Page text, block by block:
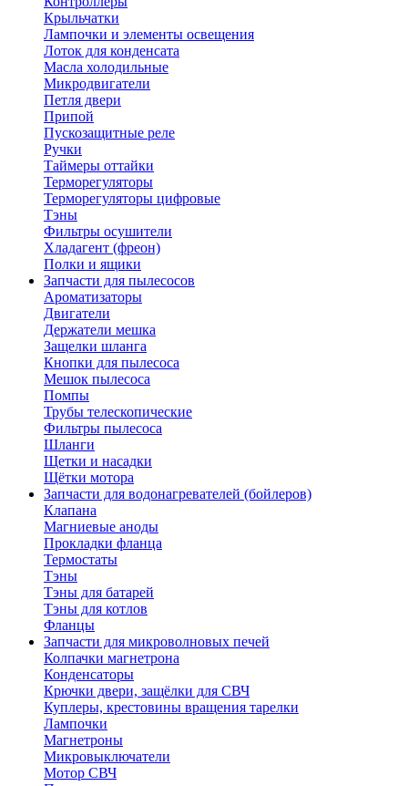
Крыльчатки
Лампочки и элементы освещения
Лоток для конденсата
Масла холодильные
Микродвигатели
Петля двери
Припой
Пускозащитные реле
Ручки
Таймеры оттайки
Терморегуляторы
Терморегуляторы цифровые
Тэны
Фильтры осушители
Хладагент (фреон)
Полки и ящики
Запчасти для пылесосов
Ароматизаторы
Двигатели
Держатели мешка
Защелки шланга
Кнопки для пылесоса
Мешок пылесоса
Помпы
Трубы телескопические
Фильтры пылесоса
Шланги
Щетки и насадки
Щётки мотора
Запчасти для водонагревателей (бойлеров)
Клапана
Магниевые аноды
Прокладки фланца
Термостаты
Тэны
Тэны для батарей
Тэны для котлов
Фланцы
Запчасти для микроволновых печей
Колпачки магнетрона
Конденсаторы
Крючки двери, защёлки для СВЧ
Куплеры, крестовины вращения тарелки
Лампочки
Магнетроны
Микровыключатели
Мотор СВЧ